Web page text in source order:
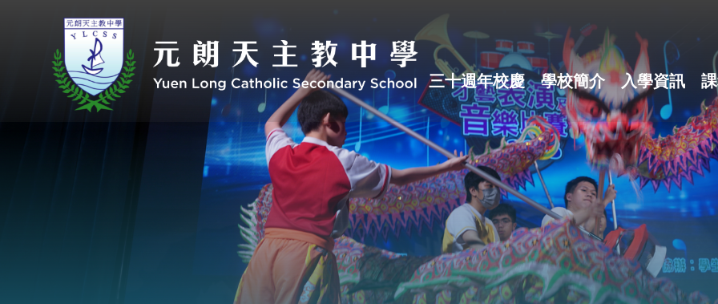
三十週年校慶 學校簡介 入學資訊